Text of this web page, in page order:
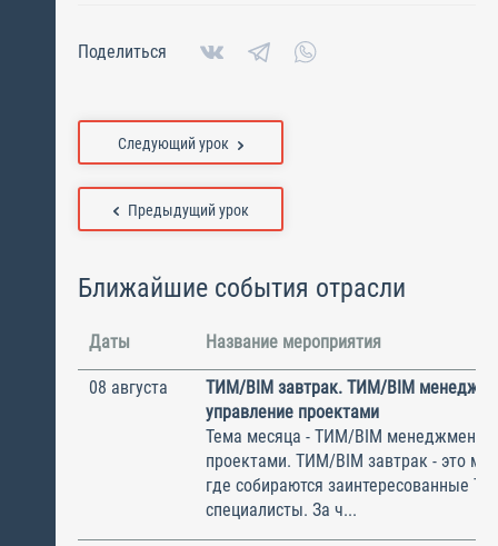
Поделиться
Предыдущий урок
Следующий урок
Ближайшие события отрасли
Даты Название мероприятия
08 августа
ТИМ/BIM завтрак. ТИМ/BIM
управление проектами
Тема месяца - ТИМ/BIM менеджмент и
проектами. ТИМ/BIM завтрак - это
где собираются заинтересованные
специалисты. За ч...